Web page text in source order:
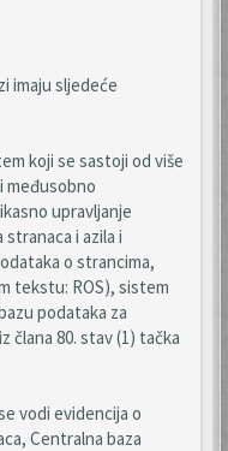
imaju sljedeće
koji se sastoji od više
međusobno
upravljanje
i azila i
o strancima,
tekstu: ROS), sistem
podataka za
člana 80. stav (1) tačka
vodi evidencija o
Centralna baza